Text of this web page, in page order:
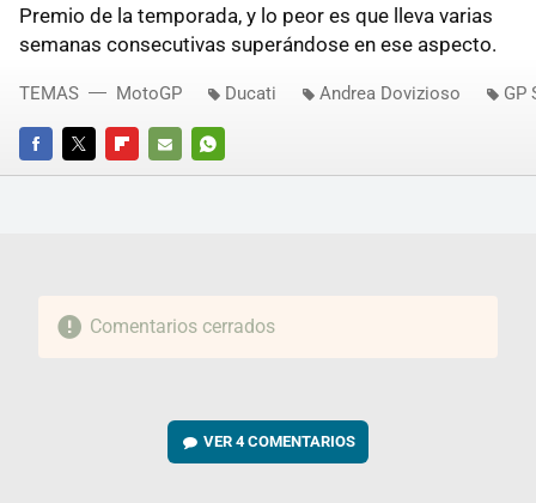
Premio de la temporada, y lo peor es que lleva varias
semanas consecutivas superándose en ese aspecto.
FACEBOOKTWITTERFLIPBOARD
E-
WHATSAPP
TEMAS MotoGP Ducati Andrea Dovizioso GP
Comentarios cerrados
VER4 COMENTARIOS